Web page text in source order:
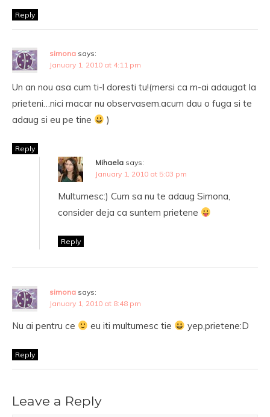
Reply
simona says:
January 1, 2010 at 4:11 pm
Un an nou asa cum ti-l doresti tu!(mersi ca m-ai adaugat la
prieteni…nici macar nu observasem.acum dau o fuga si te
adaug si eu pe tine
)
Reply
Mihaela says:
January 1, 2010 at 5:03 pm
Multumesc:) Cum sa nu te adaug Simona,
consider deja ca suntem prietene
Reply
simona says:
January 1, 2010 at 8:48 pm
Nu ai pentru ce eu iti multumesc tie yep,prietene:D
Reply
Leave a Reply